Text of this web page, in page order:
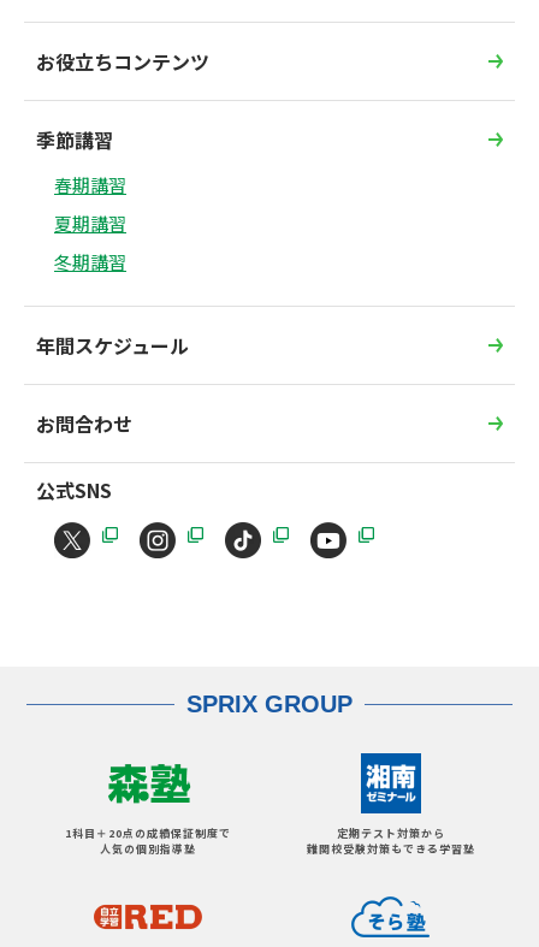
お役立ちコンテンツ
季節講習
春期講習
夏期講習
冬期講習
年間スケジュール
お問合わせ
公式SNS
SPRIX GROUP
1科目＋20点の成績保証制度で
人気の個別指導塾
定期テスト対策から
難関校受験対策もできる学習塾